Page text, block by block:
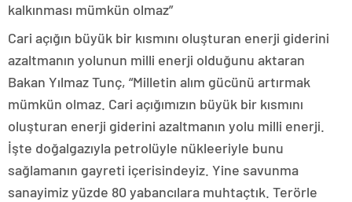
kalkınması mümkün olmaz”
Cari açığın büyük bir kısmını oluşturan enerji giderini
azaltmanın yolunun milli enerji olduğunu aktaran
Bakan Yılmaz Tunç, “Milletin alım gücünü artırmak
mümkün olmaz. Cari açığımızın büyük bir kısmını
oluşturan enerji giderini azaltmanın yolu milli enerji.
İşte doğalgazıyla petrolüyle nükleeriyle bunu
sağlamanın gayreti içerisindeyiz. Yine savunma
sanayimiz yüzde 80 yabancılara muhtaçtık. Terörle